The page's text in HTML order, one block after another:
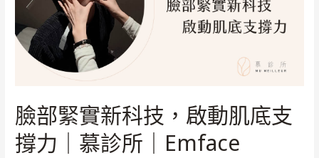
臉部緊實新科技，啟動肌底支
撐力｜慕診所｜Emface